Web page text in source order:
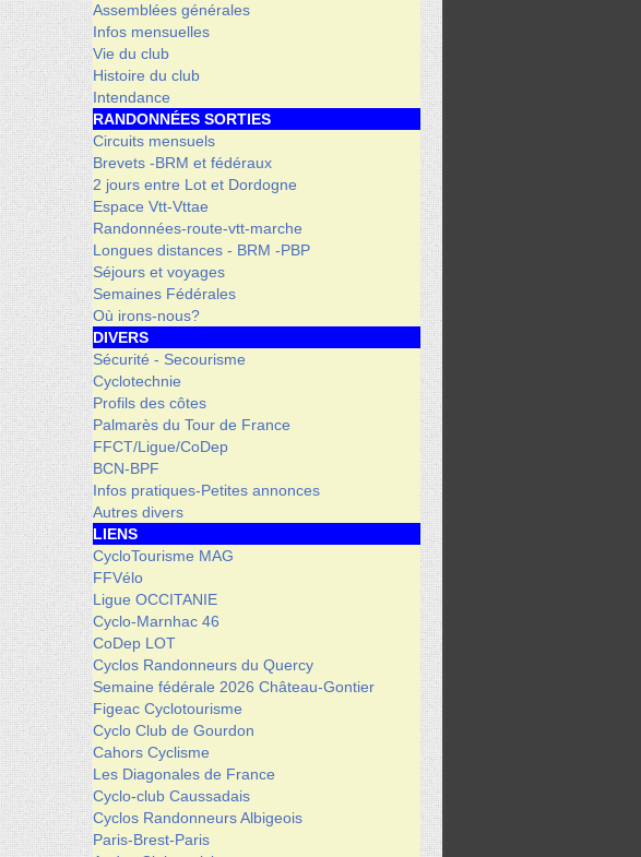
Assemblées générales
Infos mensuelles
Vie du club
Histoire du club
Intendance
RANDONNÉES SORTIES
Circuits mensuels
Brevets -BRM et fédéraux
2 jours entre Lot et Dordogne
Espace Vtt-Vttae
Randonnées-route-vtt-marche
Longues distances - BRM -PBP
Séjours et voyages
Semaines Fédérales
Où irons-nous?
DIVERS
Sécurité - Secourisme
Cyclotechnie
Profils des côtes
Palmarès du Tour de France
FFCT/Ligue/CoDep
BCN-BPF
Infos pratiques-Petites annonces
Autres divers
LIENS
CycloTourisme MAG
FFVélo
Ligue OCCITANIE
Cyclo-Marnhac 46
CoDep LOT
Cyclos Randonneurs du Quercy
Semaine fédérale 2026 Château-Gontier
Figeac Cyclotourisme
Cyclo Club de Gourdon
Cahors Cyclisme
Les Diagonales de France
Cyclo-club Caussadais
Cyclos Randonneurs Albigeois
Paris-Brest-Paris